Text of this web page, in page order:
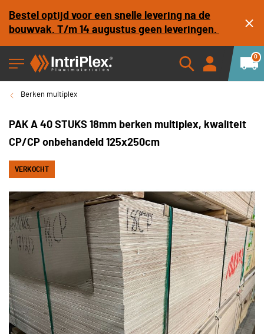
Bestel optijd voor een snelle levering na de
bouwvak. T/m 14 augustus geen leveringen.
0
Berken multiplex
PAK A 40 STUKS 18mm berken multiplex, kwaliteit
CP/CP onbehandeld 125x250cm
VERKOCHT